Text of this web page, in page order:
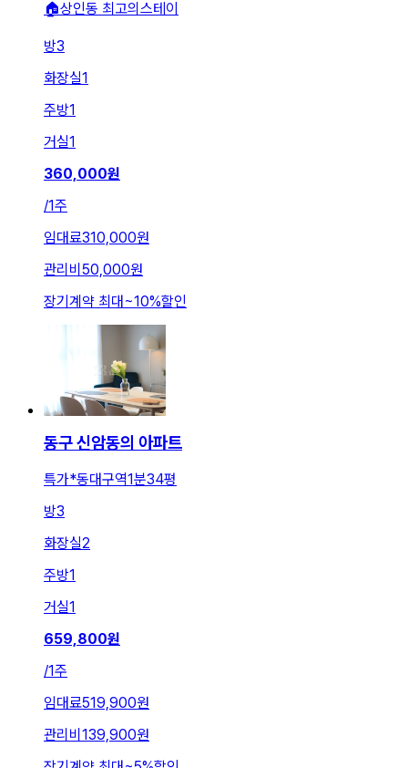
🏠상인동 최고의스테이
방3
화장실1
주방1
거실1
360,000원
/1주
임대료310,000원
관리비 50,000원
장기계약 최대~10%할인
동구 신암동의 아파트
특가*동대구역1분34평
방3
화장실2
주방1
거실1
659,800원
/1주
임대료519,900원
관리비 139,900원